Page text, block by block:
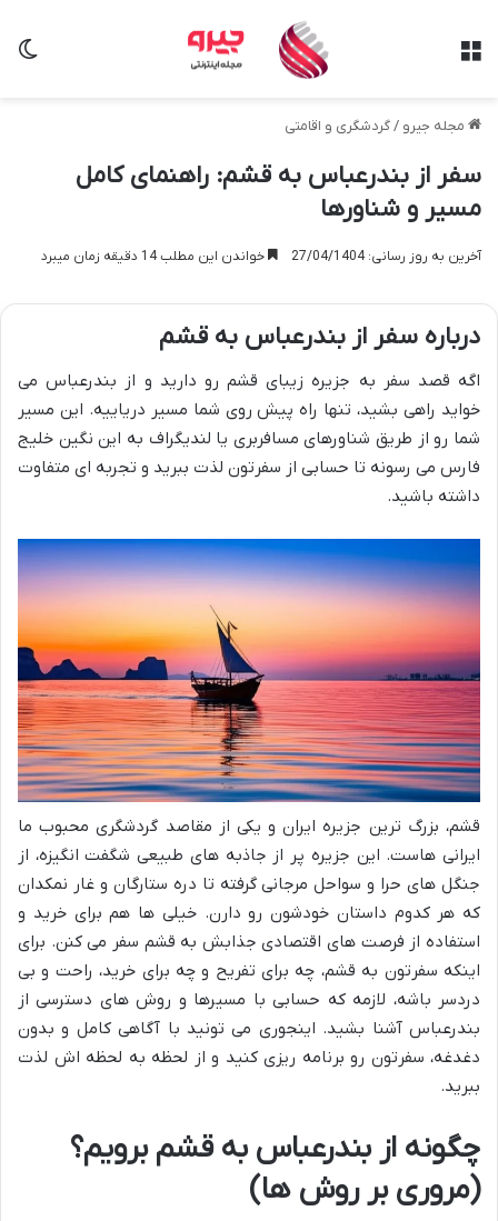
مجله جیرو /گردشگری و اقامتی
سفر از بندرعباس به قشم: راهنمای کامل
مسیر و شناورها
آخرین به روز رسانی: 27/04/1404 خواندن این مطلب 14 دقیقه زمان میبرد
درباره سفر از بندرعباس به قشم
اگه قصد سفر به جزیره زیبای قشم رو دارید و از بندرعباس می
خواید راهی بشید، تنها راه پیش روی شما مسیر دریاییه. این مسیر
شما رو از طریق شناورهای مسافربری یا لندیگراف به این نگین خلیج
فارس می رسونه تا حسابی از سفرتون لذت ببرید و تجربه ای متفاوت
داشته باشید.
قشم، بزرگ ترین جزیره ایران و یکی از مقاصد گردشگری محبوب ما
ایرانی هاست. این جزیره پر از جاذبه های طبیعی شگفت انگیزه، از
جنگل های حرا و سواحل مرجانی گرفته تا دره ستارگان و غار نمکدان
که هر کدوم داستان خودشون رو دارن. خیلی ها هم برای خرید و
استفاده از فرصت های اقتصادی جذابش به قشم سفر می کنن. برای
اینکه سفرتون به قشم، چه برای تفریح و چه برای خرید، راحت و بی
دردسر باشه، لازمه که حسابی با مسیرها و روش های دسترسی از
بندرعباس آشنا بشید. اینجوری می تونید با آگاهی کامل و بدون
دغدغه، سفرتون رو برنامه ریزی کنید و از لحظه به لحظه اش لذت
ببرید.
چگونه از بندرعباس به قشم برویم؟
(مروری بر روش ها)